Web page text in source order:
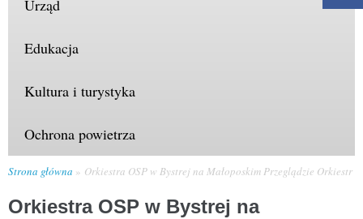
Urząd
Edukacja
Kultura i turystyka
Ochrona powietrza
Strona główna Orkiestra OSP w Bystrej na Małoposkim Przeglądzie Orkiestr
Orkiestra OSP w Bystrej na